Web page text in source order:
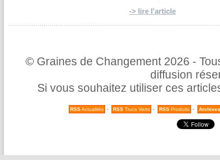
-> lire l'article
© Graines de Changement 2026 -
diffusion
Si vous souhaitez utiliser ces
RSSActualités - RSS Trucs Verts - RSS Produits - Archives